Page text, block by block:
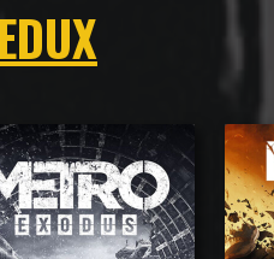
и напоминающие Metro